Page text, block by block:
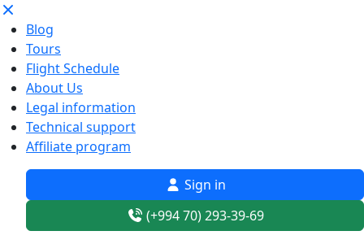
Blog
Tours
Flight Schedule
About Us
Legal information
Technical support
Affiliate program
Sign in
(+994 70) 293-39-69